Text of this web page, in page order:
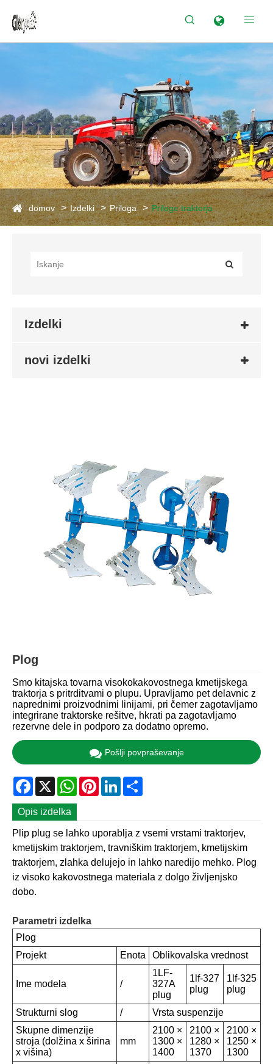
 
domov Izdelki Priloga Priloge traktorja
Izdelki
novi izdelki
Plog
Smo kitajska tovarna visokokakovostnega kmetijskega
traktorja s pritrditvami o plupu. Upravljamo pet delavnic z
naprednimi proizvodnimi linijami, pri čemer zagotavljamo
integrirane traktorske rešitve, hkrati pa zagotavljamo
rezervne dele in podporo za dodatno opremo.
Pošlji povpraševanje
Facebook
X WhatsApp
PinterestLinkedIn
Opis izdelka
Plip plug se lahko uporablja z vsemi vrstami traktorjev,
kmetijskim traktorjem, travniškim traktorjem, kmetijskim
traktorjem, zlahka delujejo in lahko naredijo mehko. Plog
iz visoko kakovostnega materiala z dolgo življenjsko
dobo.
Parametri izdelka
Plog
Projekt
Enota Oblikovalska vrednost
Ime modela /
1LF-
327A
plug
1lf-327
plug
1lf-325
plug
Strukturni slog /
Vrsta suspenzije
Skupne dimenzije
stroja (dolžina x širina
x višina)
mm
2100 ×
1300 ×
1400
2100 ×
1280 ×
1370
2100 ×
1250 ×
1300